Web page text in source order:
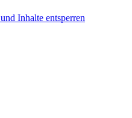
Inhalte entsperren